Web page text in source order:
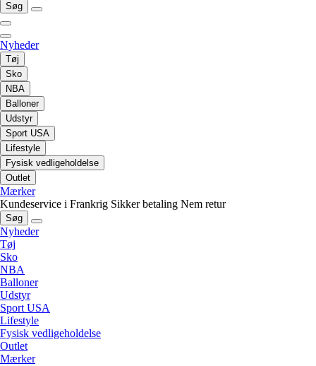
Søg
Nyheder
Tøj
Sko
NBA
Balloner
Udstyr
Sport USA
Lifestyle
Fysisk vedligeholdelse
Outlet
Mærker
Kundeservice i Frankrig Sikker betaling Nem retur
Søg
Nyheder
Tøj
Sko
NBA
Balloner
Udstyr
Sport USA
Lifestyle
Fysisk vedligeholdelse
Outlet
Mærker